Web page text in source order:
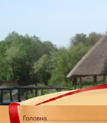
Головна...............................